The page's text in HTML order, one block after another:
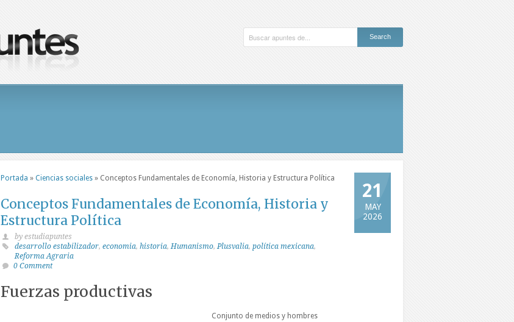
21
MAY
2026
Portada » Ciencias sociales » Conceptos Fundamentales de Economía, Historia y Estructura Política
Conceptos Fundamentales de Economía, Historia y
Estructura Política
by estudiapuntes
desarrollo estabilizador, economia, historia,Humanismo,Plusvalia, política mexicana,
Reforma Agraria
0 Comment
Fuerzas productivas
Conjunto de medios y hombres